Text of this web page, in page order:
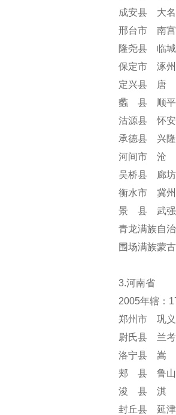
成安县 大
邢台市 南
隆尧县 临
保定市 涿
定兴县 唐
蠡 县 顺
沽源县 怀
承德县 兴
河间市 沧
吴桥县 廊
衡水市 冀
景 县 武强
青龙满族自
围场满族蒙
3.河南省
2005年辖：
郑州市 巩
尉氏县 兰
洛宁县 嵩
郏 县 鲁
浚 县 淇
封丘县 延